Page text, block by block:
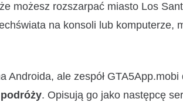
możesz rozszarpać miasto Los
na konsoli lub komputerze,
Androida, ale zespół GTA5App.mobi
. Opisują go jako następcę